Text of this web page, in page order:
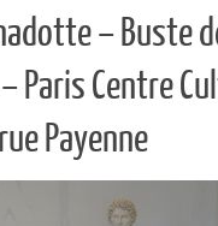
– Buste
Paris Centre
Payenne